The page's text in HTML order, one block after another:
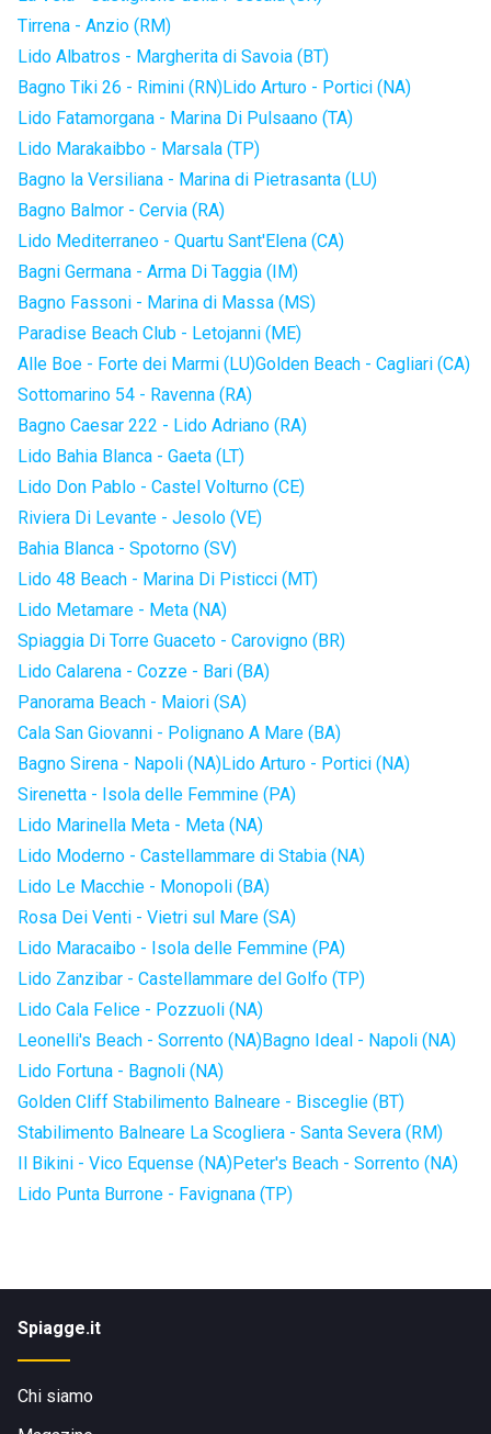
Tirrena - Anzio (RM)
Lido Albatros - Margherita di Savoia (BT)
Bagno Tiki 26 - Rimini (RN)Lido Arturo - Portici (NA)
Lido Fatamorgana - Marina Di Pulsaano (TA)
Lido Marakaibbo - Marsala (TP)
Bagno la Versiliana - Marina di Pietrasanta (LU)
Bagno Balmor - Cervia (RA)
Lido Mediterraneo - Quartu Sant'Elena (CA)
Bagni Germana - Arma Di Taggia (IM)
Bagno Fassoni - Marina di Massa (MS)
Paradise Beach Club - Letojanni (ME)
Alle Boe - Forte dei Marmi (LU)Golden Beach - Cagliari (CA)
Sottomarino 54 - Ravenna (RA)
Bagno Caesar 222 - Lido Adriano (RA)
Lido Bahia Blanca - Gaeta (LT)
Lido Don Pablo - Castel Volturno (CE)
Riviera Di Levante - Jesolo (VE)
Bahia Blanca - Spotorno (SV)
Lido 48 Beach - Marina Di Pisticci (MT)
Lido Metamare - Meta (NA)
Spiaggia Di Torre Guaceto - Carovigno (BR)
Lido Calarena - Cozze - Bari (BA)
Panorama Beach - Maiori (SA)
Cala San Giovanni - Polignano A Mare (BA)
Bagno Sirena - Napoli (NA)Lido Arturo - Portici (NA)
Sirenetta - Isola delle Femmine (PA)
Lido Marinella Meta - Meta (NA)
Lido Moderno - Castellammare di Stabia (NA)
Lido Le Macchie - Monopoli (BA)
Rosa Dei Venti - Vietri sul Mare (SA)
Lido Maracaibo - Isola delle Femmine (PA)
Lido Zanzibar - Castellammare del Golfo (TP)
Lido Cala Felice - Pozzuoli (NA)
Leonelli's Beach - Sorrento (NA)Bagno Ideal - Napoli (NA)
Lido Fortuna - Bagnoli (NA)
Golden Cliff Stabilimento Balneare - Bisceglie (BT)
Stabilimento Balneare La Scogliera - Santa Severa (RM)
Il Bikini - Vico Equense (NA)Peter's Beach - Sorrento (NA)
Lido Punta Burrone - Favignana (TP)
Spiagge.it
Chi siamo